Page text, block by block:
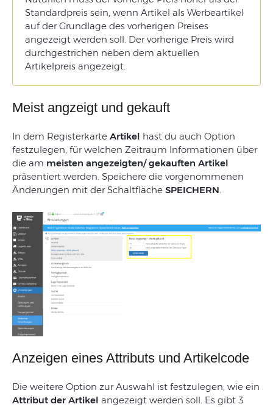
Standardpreis sein, wenn Artikel als Werbeartikel
auf der Grundlage des vorherigen Preises
angezeigt werden soll. Der vorherige Preis wird
durchgestrichen neben dem aktuellen
Artikelpreis angezeigt.
Meist angzeigt und gekauft
In dem Registerkarte Artikel hast du auch Option
festzulegen, für welchen Zeitraum Informationen über
die am meisten angezeigten/ gekauften Artikel
präsentiert werden. Speichere die vorgenommenen
Änderungen mit der Schaltfläche SPEICHERN.
Anzeigen eines Attributs und Artikelcode
Die weitere Option zur Auswahl ist festzulegen, wie ein
Attribut der Artikel angezeigt werden soll. Es gibt 3